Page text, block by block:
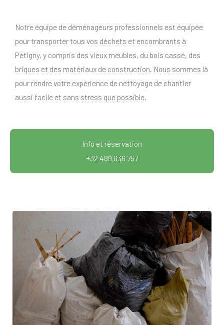
Notre équipe de déménageurs professionnels est équipée
pour transporter tous vos déchets et encombrants à
Pétigny, y compris des vieux meubles, du bois cassé, des
briques et des matériaux de construction. Nous sommes là
pour rendre votre expérience de nettoyage de chantier
aussi facile et sans stress que possible.
Info et réservation
+32 489 636 757